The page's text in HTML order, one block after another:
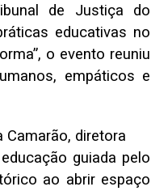
de Justiça do
educativas no
o evento reuniu
empáticos e
diretora
guiada pelo
ao abrir espaço